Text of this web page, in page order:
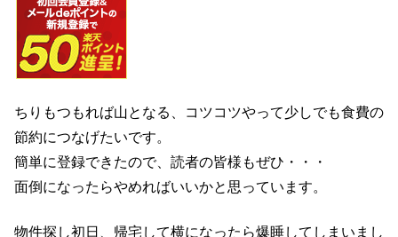
ちりもつもれば山となる、コツコツやって少しでも食費の
節約につなげたいです。
簡単に登録できたので、読者の皆様もぜひ・・・
面倒になったらやめればいいかと思っています。
物件探し初日、帰宅して横になったら爆睡してしまいまし